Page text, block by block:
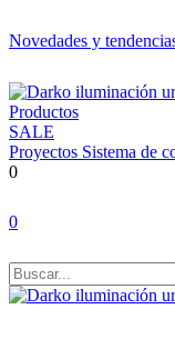
Novedades y
Productos
SALE
Proyectos Sistema de
0
0